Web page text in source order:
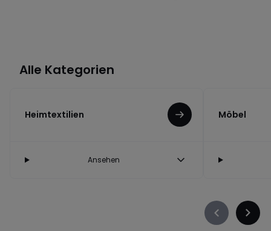
Alle Kategorien
Heimtextilien
Ansehen
Möbel
Précédent